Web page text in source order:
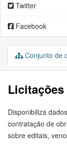
Twitter
Facebook
Conjunto de
Licitações
Disponibiliza
contratação de
sobre editais,